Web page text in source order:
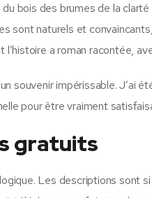
bois des brumes de la
sont naturels et
a roman racontée,
souvenir impérissable. J’ai
pour être vraiment
gratuits
Les descriptions sont